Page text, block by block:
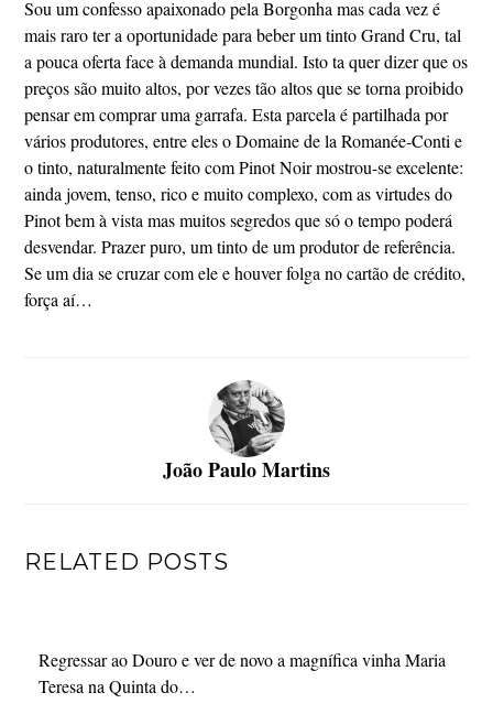
Sou um confesso apaixonado pela Borgonha mas cada vez é
mais raro ter a oportunidade para beber um tinto Grand Cru, tal
a pouca oferta face à demanda mundial. Isto ta quer dizer que os
preços são muito altos, por vezes tão altos que se torna proibido
pensar em comprar uma garrafa. Esta parcela é partilhada por
vários produtores, entre eles o Domaine de la Romanée-Conti e
o tinto, naturalmente feito com Pinot Noir mostrou-se excelente:
ainda jovem, tenso, rico e muito complexo, com as virtudes do
Pinot bem à vista mas muitos segredos que só o tempo poderá
desvendar. Prazer puro, um tinto de um produtor de referência.
Se um dia se cruzar com ele e houver folga no cartão de crédito,
força aí…
João Paulo Martins
RELATED POSTS
Regressar ao Douro e ver de novo a magnífica vinha Maria
Teresa na Quinta do…